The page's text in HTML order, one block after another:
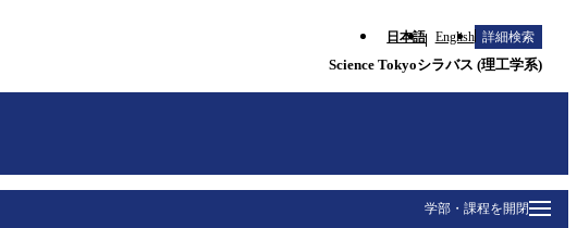
日本語 English 詳細検索
Science Tokyoシラバス (理工学系)
学部・課程を開閉